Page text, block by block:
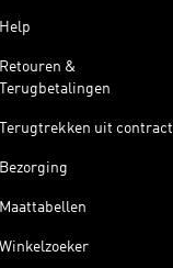
Help
Retouren &
Terugbetalingen
Terugtrekken uit contract
Bezorging
Maattabellen
Winkelzoeker